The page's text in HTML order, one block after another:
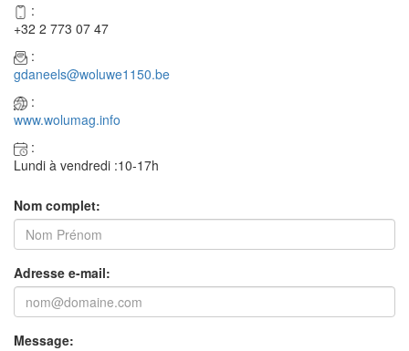
:
+32 2 773 07 47
:
gdaneels@woluwe1150.be
:
www.wolumag.info
:
Lundi à vendredi :10-17h
Nom complet:
Adresse e-mail:
Message: